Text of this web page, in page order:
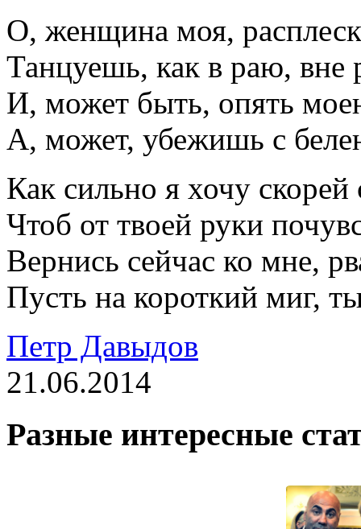
О, женщина моя,
Танцуешь, как в раю, вне
И, может быть, опять
А, может, убежишь с
Как сильно я хочу скорей
Чтоб от твоей руки
Вернись сейчас ко мне,
Пусть на короткий
Петр Давыдов
21.06.2014
Разные интересные